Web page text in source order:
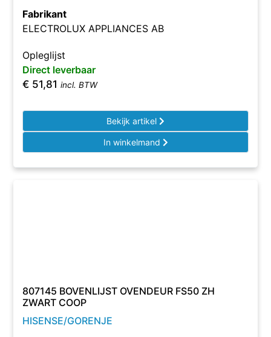
Fabrikant
ELECTROLUX APPLIANCES AB
Opleglijst
Direct leverbaar
€ 51,81 incl. BTW
Bekijk artikel
In winkelmand
807145 BOVENLIJST OVENDEUR FS50 ZH
ZWART COOP
HISENSE/GORENJE